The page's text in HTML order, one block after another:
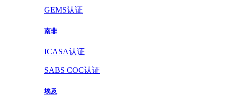
GEMS认证
南非
ICASA认证
SABS COC认证
埃及